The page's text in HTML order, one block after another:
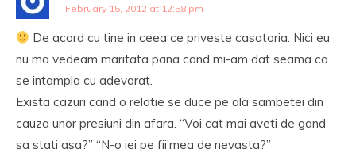
February 15, 2012 at 12:58 pm
De acord cu tine in ceea ce priveste casatoria. Nici eu
nu ma vedeam maritata pana cand mi-am dat seama ca
se intampla cu adevarat.
Exista cazuri cand o relatie se duce pe ala sambetei din
cauza unor presiuni din afara. “Voi cat mai aveti de gand
sa stati asa?” “N-o iei pe fii’mea de nevasta?”